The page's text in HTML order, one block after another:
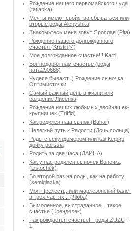
Рождение нашего первомайского чуда
(tatianka)
Мечты имеют свойство сбываться или
вторые роды Аlenyshka
Знакомьтесь меня зовут Ярослав (Pita)
Рождение нашего долгожданного
счастья (Kristin@)
Мое долгожданное счастье!!! Karri
Бог подарил нам счастье (роды
ната290688)
Чудеса бывают :) Рождение сыночка
Оптимисточки
Cамый важный день в жизни или
рождение Лисенка
Рождение наших любимых двойняшек-
крупняшек (Triffid)
Как родился наш сынок (Bahar)
Нелегкий путь к Радости (Дочь солнца)
Роды с секундомером или как Кефир
дочку рожала
Родить за два часа (ЛАИНА)
Как у нас родился сыночек Ванечка
(Listochek)
Во второй раз на роды, как на работу
(semiglazka)
Моя Прелесть, или марлезонский балет
в трех частях... (Люба)
Вымоленное, выстраданное... такое
счастье (Кренделек)
Так рождается счастье! - роды ZUZU
1